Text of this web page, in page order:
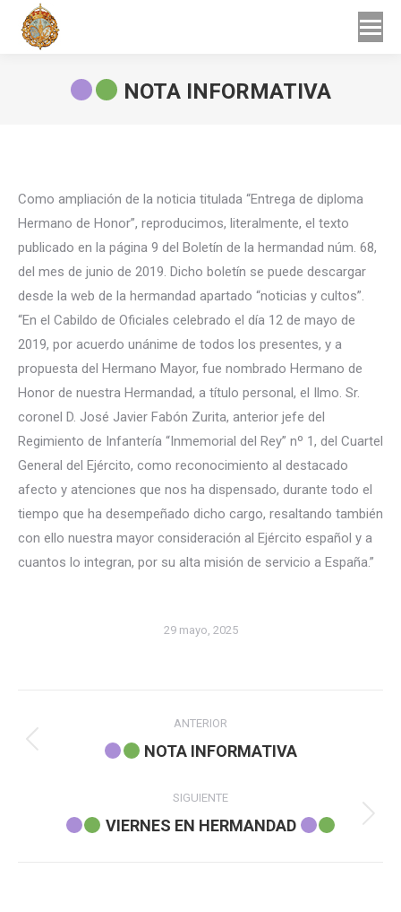
NOTA INFORMATIVA
Como ampliación de la noticia titulada “Entrega de diploma
Hermano de Honor”, reproducimos, literalmente, el texto
publicado en la página 9 del Boletín de la hermandad núm. 68,
del mes de junio de 2019. Dicho boletín se puede descargar
desde la web de la hermandad apartado “noticias y cultos”.
“En el Cabildo de Oficiales celebrado el día 12 de mayo de
2019, por acuerdo unánime de todos los presentes, y a
propuesta del Hermano Mayor, fue nombrado Hermano de
Honor de nuestra Hermandad, a título personal, el Ilmo. Sr.
coronel D. José Javier Fabón Zurita, anterior jefe del
Regimiento de Infantería “Inmemorial del Rey” nº 1, del Cuartel
General del Ejército, como reconocimiento al destacado
afecto y atenciones que nos ha dispensado, durante todo el
tiempo que ha desempeñado dicho cargo, resaltando también
con ello nuestra mayor consideración al Ejército español y a
cuantos lo integran, por su alta misión de servicio a España.”
29 mayo, 2025
entre
ANTERIOR
Publicación
NOTA INFORMATIVA
SIGUIENTE
Publicación
VIERNES EN HERMANDAD